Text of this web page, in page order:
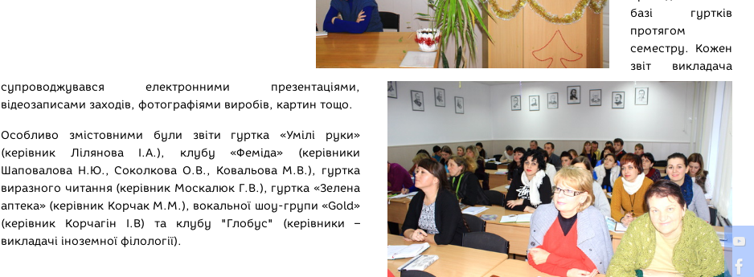
базі гуртків
протягом
семестру. Кожен
звіт викладача
супроводжувався електронними презентаціями,
відеозаписами заходів, фотографіями виробів, картин тощо.
Особливо змістовними були звіти гуртка «Умілі руки»
(керівник Лілянова І.А.), клубу «Феміда» (керівники
Шаповалова Н.Ю., Соколкова О.В., Ковальова М.В.), гуртка
виразного читання (керівник Москалюк Г.В.), гуртка «Зелена
аптека» (керівник Корчак М.М.), вокальної шоу-групи «Gold»
(керівник Корчагін І.В) та клубу "Глобус" (керівники –
викладачі іноземної філології).